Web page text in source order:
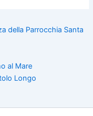
della Parrocchia Santa
al Mare
Longo